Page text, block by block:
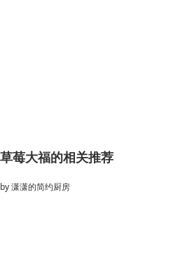
草莓大福的相关推荐
by潇潇的简约厨房